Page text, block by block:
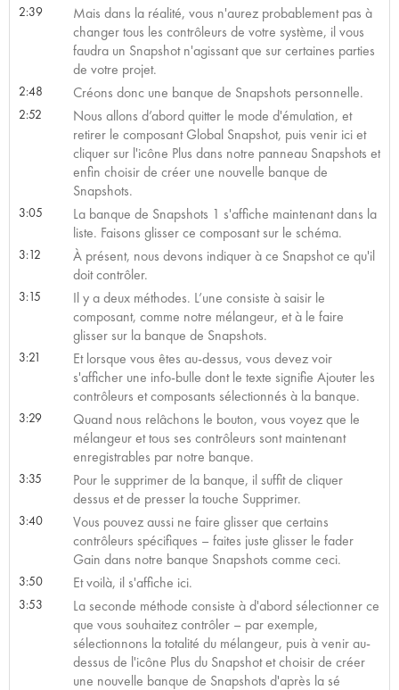
2:39
Mais dans la réalité, vous n'aurez probablement pas à
changer tous les contrôleurs de votre système, il vous
faudra un Snapshot n'agissant que sur certaines parties
de votre projet.
2:48 Créons donc une banque de Snapshots personnelle.
2:52
Nous allons d’abord quitter le mode d'émulation, et
retirer le composant Global Snapshot, puis venir ici et
cliquer sur l'icône Plus dans notre panneau Snapshots et
enfin choisir de créer une nouvelle banque de
Snapshots.
3:05
La banque de Snapshots 1 s'affiche maintenant dans la
liste. Faisons glisser ce composant sur le schéma.
3:12
À présent, nous devons indiquer à ce Snapshot ce qu'il
doit contrôler.
3:15
Il y a deux méthodes. L’une consiste à saisir le
composant, comme notre mélangeur, et à le faire
glisser sur la banque de Snapshots.
3:21
Et lorsque vous êtes au-dessus, vous devez voir
s'afficher une info-bulle dont le texte signifie Ajouter les
contrôleurs et composants sélectionnés à la banque.
3:29
Quand nous relâchons le bouton, vous voyez que le
mélangeur et tous ses contrôleurs sont maintenant
enregistrables par notre banque.
3:35
Pour le supprimer de la banque, il suffit de cliquer
dessus et de presser la touche Supprimer.
3:40
Vous pouvez aussi ne faire glisser que certains
contrôleurs spécifiques – faites juste glisser le fader
Gain dans notre banque Snapshots comme ceci.
3:50 Et voilà, il s'affiche ici.
3:53
La seconde méthode consiste à d'abord sélectionner ce
que vous souhaitez contrôler – par exemple,
sélectionnons la totalité du mélangeur, puis à venir au-
dessus de l'icône Plus du Snapshot et choisir de créer
une nouvelle banque de Snapshots d'après la sé